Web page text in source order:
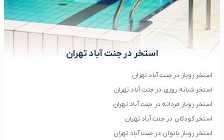
استخر در جنت آباد تهران
استخر روباز در جنت آباد تهران
استخر شبانه روزی در جنت آباد تهران
استخر روباز مردانه در جنت آباد تهران
استخر کودکان در جنت آباد تهران
استخر روباز بانوان در جنت آباد تهران